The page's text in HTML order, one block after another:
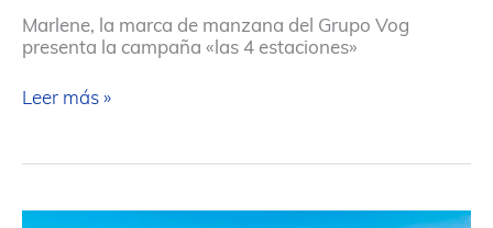
Marlene, la marca de manzana del Grupo Vog
presenta la campaña «las 4 estaciones»
Comienza
de
en
Leer más »